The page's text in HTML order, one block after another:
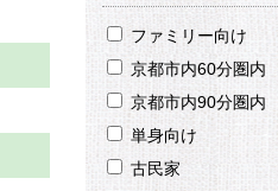
ファミリー向け
京都市内60分圏内
京都市内90分圏内
単身向け
古民家